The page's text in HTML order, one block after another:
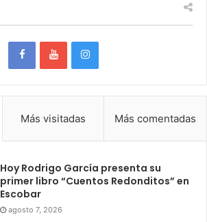
Más visitadas Más comentadas
Hoy Rodrigo García presenta su
primer libro “Cuentos Redonditos” en
Escobar
agosto 7, 2026